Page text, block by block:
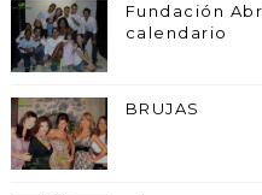
Fundación
calendario
BRUJAS